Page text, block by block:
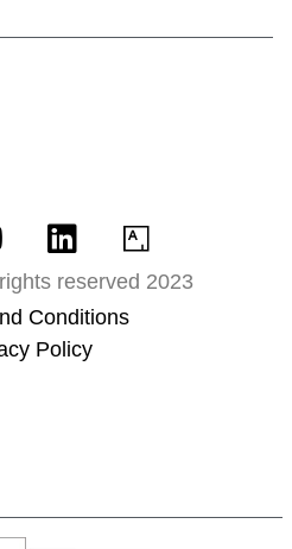
reserved 2023
Conditions
Policy